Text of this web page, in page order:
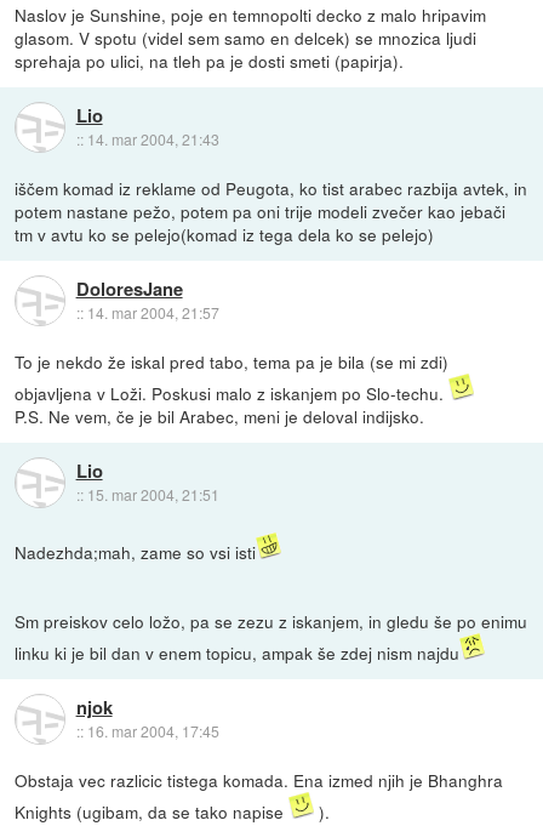
Naslov je Sunshine, poje en temnopolti decko z malo hripavim
glasom. V spotu (videl sem samo en delcek) se mnozica ljudi
sprehaja po ulici, na tleh pa je dosti smeti (papirja).
Lio
:: 14. mar 2004, 21:43
iščem komad iz reklame od Peugota, ko tist arabec razbija avtek, in
potem nastane pežo, potem pa oni trije modeli zvečer kao jebači
tm v avtu ko se pelejo(komad iz tega dela ko se pelejo)
DoloresJane
:: 14. mar 2004, 21:57
To je nekdo že iskal pred tabo, tema pa je bila (se mi zdi)
objavljena v Loži. Poskusi malo z iskanjem po Slo-techu.
P.S. Ne vem, če je bil Arabec, meni je deloval indijsko.
Lio
:: 15. mar 2004, 21:51
Nadezhda;mah, zame so vsi isti
Sm preiskov celo ložo, pa se zezu z iskanjem, in gledu še po enimu
linku ki je bil dan v enem topicu, ampak še zdej nism najdu
njok
:: 16. mar 2004, 17:45
Obstaja vec razlicic tistega komada. Ena izmed njih je Bhanghra
Knights (ugibam, da se tako napise
).